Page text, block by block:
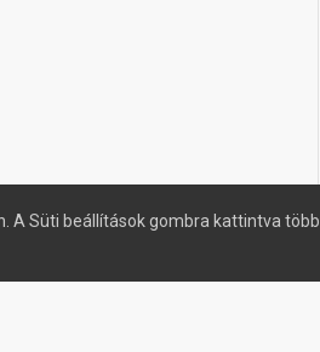
A Süti beállítások gombra kattintva több